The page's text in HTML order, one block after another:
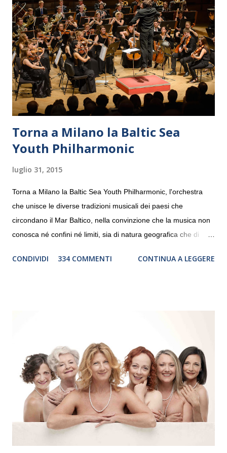
Torna a Milano la Baltic Sea
Youth Philharmonic
luglio 31, 2015
Torna a Milano la Baltic Sea Youth Philharmonic, l'orchestra
che unisce le diverse tradizioni musicali dei paesi che
circondano il Mar Baltico, nella convinzione che la musica non
conosca né confini né limiti, sia di natura geografica che di
debutterà il 10 settembre a Heiden, in Germania, e toccherà, in
“Settembre dell’Accademia” dove si esibirà per il secondo anno
consecutivo. Il pubblico milanese avrà il piacere di applaudire i
giovani artisti della Baltic Sea Youth Philharmonic per la quarta
volta. L’orchestra, fondata nel 2008 da Kristjan Järvi (affiancato
da un prestigioso consiglio di consulent...
CONDIVIDI 334 COMMENTI CONTINUA A LEGGERE